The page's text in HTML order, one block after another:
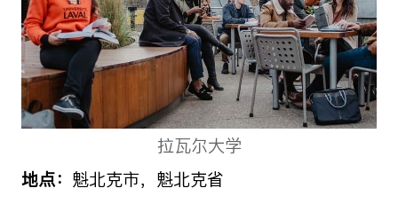
拉瓦尔大学
地点： 魁北克市，魁北克省